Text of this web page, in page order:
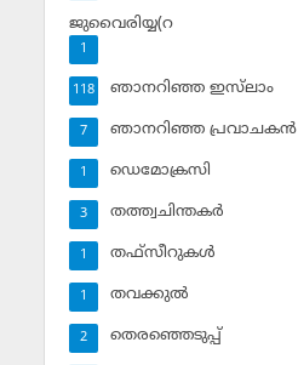
ജുവൈരിയ്യ(റ
1
ഞാനറിഞ്ഞ ഇസ്‌ലാം
118
ഞാനറിഞ്ഞ പ്രവാചകന്‍
7
ഡെമോക്രസി
1
തത്ത്വചിന്തകര്‍
3
തഫ്‌സീറുകള്‍
1
തവക്കുല്‍
1
തെരഞ്ഞെടുപ്പ്
2